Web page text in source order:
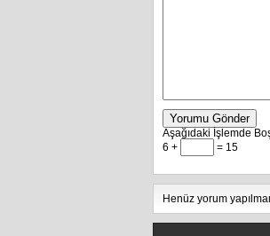
Yorumu Gönder
Aşağıdaki İşlemde
6 +
= 15
Henüz yorum